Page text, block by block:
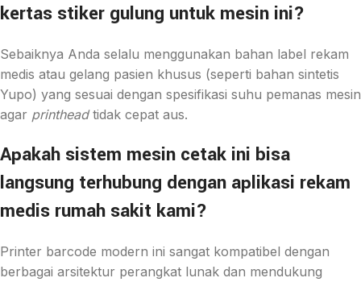
kertas stiker gulung untuk mesin ini?
Sebaiknya Anda selalu menggunakan bahan label rekam
medis atau gelang pasien khusus (seperti bahan sintetis
Yupo) yang sesuai dengan spesifikasi suhu pemanas mesin
agar printheadtidak cepat aus.
Apakah sistem mesin cetak ini bisa
langsung terhubung dengan aplikasi rekam
medis rumah sakit kami?
Printer barcode modern ini sangat kompatibel dengan
berbagai arsitektur perangkat lunak dan mendukung